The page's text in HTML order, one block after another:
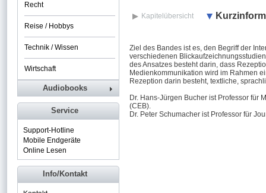
Kapitelübersicht
Ziel des Bandes ist es, den Begriff der
verschiedenen
des Ansatzes besteht darin, dass
Medienkommunikation wird im Rahmen
Rezeption darin besteht, textliche,
Dr. Hans-Jürgen Bucher ist Professor für
(CEB).
Dr. Peter Schumacher ist Professor für
Recht
Reise / Hobbys
Technik / Wissen
Wirtschaft
Audiobooks
Service
Support-Hotline
Mobile Endgeräte
Online Lesen
Info/Kontakt